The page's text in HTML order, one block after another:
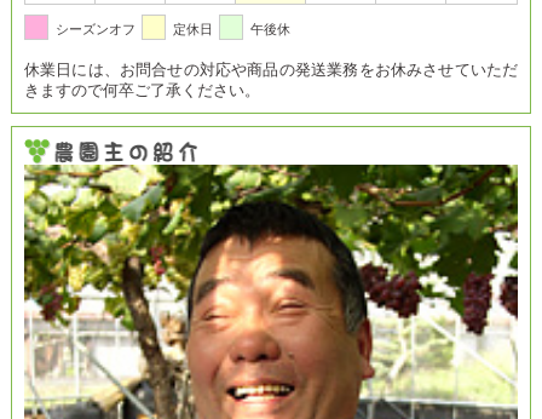
シーズンオフ 定休日 午後休
休業日には、お問合せの対応や商品の発送業務をお休みさせていただ
きますので何卒ご了承ください。